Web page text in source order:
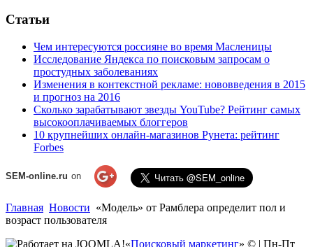
Статьи
Чем интересуются россияне во время Масленицы
Исследование Яндекса по поисковым запросам о
простудных заболеваниях
Изменения в контекстной рекламе: нововведения в 2015
и прогноз на 2016
Сколько зарабатывают звезды YouTube? Рейтинг самых
высокооплачиваемых блоггеров
10 крупнейших онлайн-магазинов Рунета: рейтинг
Forbes
SEM-online.ru on
Главная Новости «Модель» от Рамблера определит пол и
возраст пользователя
«Поисковый маркетинг» © | Пн-Пт